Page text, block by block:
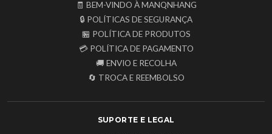
🧾 BEM-VINDO À MANQNHANG
🔒 POLÍTICAS DE SEGURANÇA
🏪 POLÍTICA DE PRODUTOS
💳 POLÍTICA DE PAGAMENTO
🚚 ENVIO E RECOLHA
🔄 TROCA E REEMBOLSO
SUPORTE E LEGAL